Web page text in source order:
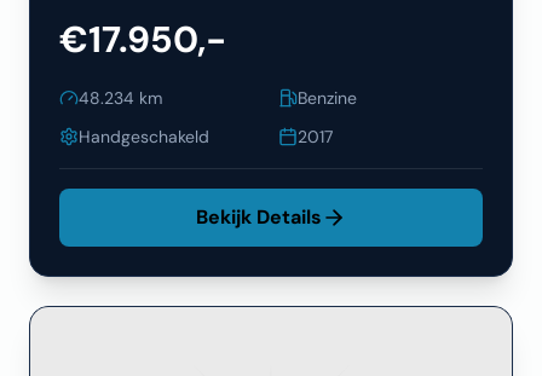
€17.950,-
48.234 km
Benzine
Handgeschakeld
2017
Bekijk Details